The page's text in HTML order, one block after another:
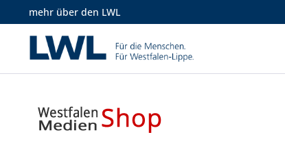
mehr über den LWL